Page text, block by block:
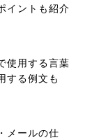
イントも紹介
使用する言葉
する例文も
メールの仕